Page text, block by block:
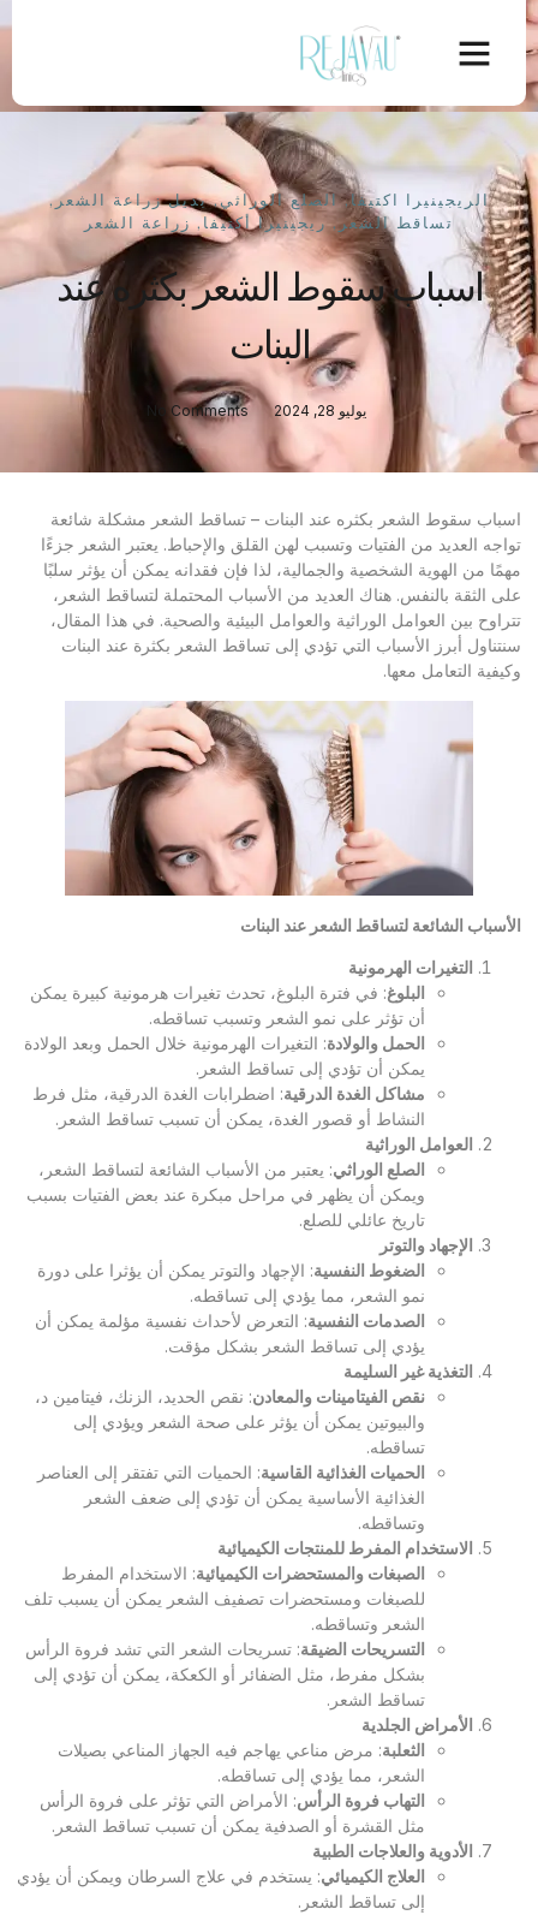
الريجينيرا اكتيفا,الصلع الوراثي,بديل زراعة الشعر,
تساقط الشعر,ريجينيرا أكتيفا,زراعة الشعر
اسباب سقوط الشعر بكثره عند
البنات
يوليو 28, 2024 No Comments
اسباب سقوط الشعر بكثره عند البنات – تساقط الشعر مشكلة شائعة
تواجه العديد من الفتيات وتسبب لهن القلق والإحباط. يعتبر الشعر جزءًا
مهمًا من الهوية الشخصية والجمالية، لذا فإن فقدانه يمكن أن يؤثر سلبًا
على الثقة بالنفس. هناك العديد من الأسباب المحتملة لتساقط الشعر،
تتراوح بين العوامل الوراثية والعوامل البيئية والصحية. في هذا المقال،
سنتناول أبرز الأسباب التي تؤدي إلى تساقط الشعر بكثرة عند البنات
وكيفية التعامل معها.
الأسباب الشائعة لتساقط الشعر عند البنات
التغيرات الهرمونية
البلوغ: في فترة البلوغ، تحدث تغيرات هرمونية كبيرة يمكن
أن تؤثر على نمو الشعر وتسبب تساقطه.
الحمل والولادة: التغيرات الهرمونية خلال الحمل وبعد الولادة
يمكن أن تؤدي إلى تساقط الشعر.
مشاكل الغدة الدرقية: اضطرابات الغدة الدرقية، مثل فرط
النشاط أو قصور الغدة، يمكن أن تسبب تساقط الشعر.
العوامل الوراثية
الصلع الوراثي: يعتبر من الأسباب الشائعة لتساقط الشعر،
ويمكن أن يظهر في مراحل مبكرة عند بعض الفتيات بسبب
تاريخ عائلي للصلع.
الإجهاد والتوتر
الضغوط النفسية: الإجهاد والتوتر يمكن أن يؤثرا على دورة
نمو الشعر، مما يؤدي إلى تساقطه.
الصدمات النفسية: التعرض لأحداث نفسية مؤلمة يمكن أن
يؤدي إلى تساقط الشعر بشكل مؤقت.
التغذية غير السليمة
نقص الفيتامينات والمعادن: نقص الحديد، الزنك، فيتامين د،
والبيوتين يمكن أن يؤثر على صحة الشعر ويؤدي إلى
تساقطه.
الحميات الغذائية القاسية: الحميات التي تفتقر إلى العناصر
الغذائية الأساسية يمكن أن تؤدي إلى ضعف الشعر
وتساقطه.
الاستخدام المفرط للمنتجات الكيميائية
الصبغات والمستحضرات الكيميائية: الاستخدام المفرط
للصبغات ومستحضرات تصفيف الشعر يمكن أن يسبب تلف
الشعر وتساقطه.
التسريحات الضيقة: تسريحات الشعر التي تشد فروة الرأس
بشكل مفرط، مثل الضفائر أو الكعكة، يمكن أن تؤدي إلى
تساقط الشعر.
الأمراض الجلدية
الثعلبة: مرض مناعي يهاجم فيه الجهاز المناعي بصيلات
الشعر، مما يؤدي إلى تساقطه.
التهاب فروة الرأس: الأمراض التي تؤثر على فروة الرأس
مثل القشرة أو الصدفية يمكن أن تسبب تساقط الشعر.
الأدوية والعلاجات الطبية
العلاج الكيميائي: يستخدم في علاج السرطان ويمكن أن يؤدي
إلى تساقط الشعر.